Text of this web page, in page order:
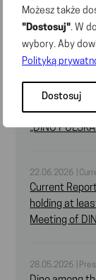
Możesz także
"Dostosuj". W
wybory. Aby
Polityką
Dostosuj
02.07.2026 |
Dino’s
openings in
22.06.2026 |
Current
adopted by
„DINO
22.06.2026 |
Current
holding at
Meeting of
28.05.2026 |